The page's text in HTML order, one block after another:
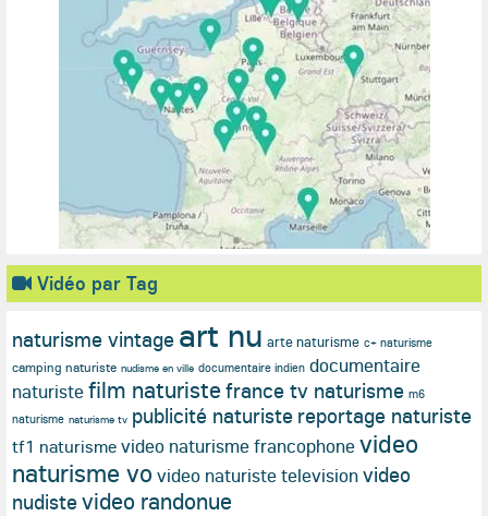
Vidéo par Tag
naturisme vintage art nu arte naturisme c+ naturisme
camping naturiste nudisme en ville documentaire indien documentaire
naturistefilm naturistefrance tv naturisme m6
naturisme naturisme tv publicité naturiste reportage naturiste
tf1 naturisme video naturisme francophonevideo
naturisme vo video naturiste televisionvideo
nudistevideo randonue